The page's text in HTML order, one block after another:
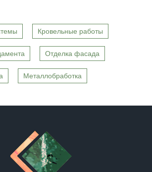
Кровельные работы
Отделка фасада
Металлобработка